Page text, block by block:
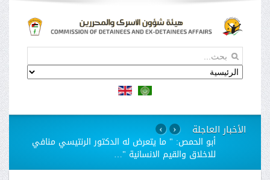
الأخبار العاجلة
استمرار مسلسل الانتهاكات بحق الاسيرات في سجن
"الدامون"
› ‹